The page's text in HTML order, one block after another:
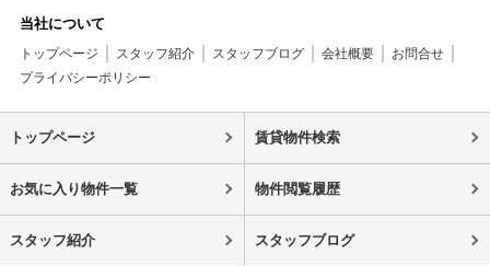
当社について
トップページ スタッフ紹介 スタッフブログ 会社概要
お問合せ
プライバシーポリシー
トップページ 賃貸物件検索
お気に入り物件一覧 物件閲覧履歴
スタッフ紹介 スタッフブログ